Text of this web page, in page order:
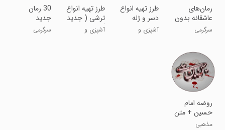
رمان‌های
عاشقانه بدون
سانسور
سرگرمی
طرز تهیه انواع
دسر و ژله
آشپزی و
طرز تهیه انواع
ترشی ( جدید
)
آشپزی و
30 رمان
جدید
سرگرمی
روضه امام
حسین + متن
روضه
مذهبی